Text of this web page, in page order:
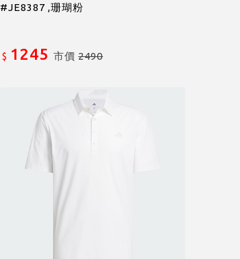
#JE8387 ,珊瑚粉
$ 1245 市價2490